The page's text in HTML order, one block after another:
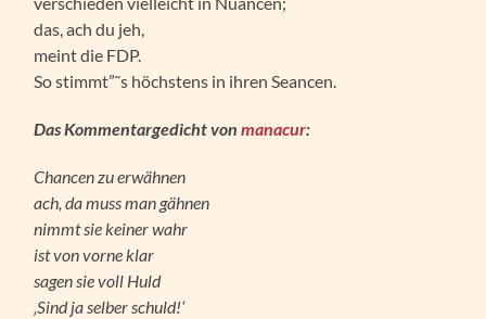
das, ach du jeh,
meint die FDP.
So stimmt”˜s höchstens in ihren Seancen.
Das Kommentargedicht vonmanacur:
Chancen zu erwähnen
ach, da muss man gähnen
nimmt sie keiner wahr
ist von vorne klar
sagen sie voll Huld
‚Sind ja selber schuld!‘